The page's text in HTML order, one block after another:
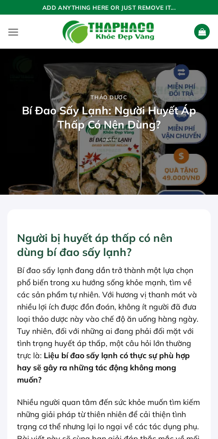
qua
nội
ADD ANYTHING HERE OR JUST REMOVE IT...
THẢO DƯỢC
Bí Đao Sấy Lạnh: Người Huyết Áp
Thấp Có Nên Dùng?
Người bị huyết áp thấp có nên
dùng bí đao sấy lạnh?
Bí đao sấy lạnh đang dần trở thành một lựa chọn
phổ biến trong xu hướng sống khỏe mạnh, tìm về
các sản phẩm tự nhiên. Với hương vị thanh mát và
nhiều lợi ích được đồn đoán, không ít người đã đưa
loại thảo dược này vào chế độ ăn uống hàng ngày.
Tuy nhiên, đối với những ai đang phải đối mặt với
tình trạng huyết áp thấp, một câu hỏi lớn thường
trực là: Liệu bí đao sấy lạnh có thực sự phù hợp
hay sẽ gây ra những tác động không mong
muốn?
Nhiều người quan tâm đến sức khỏe muốn tìm kiếm
những giải pháp từ thiên nhiên để cải thiện tình
trạng cơ thể nhưng lại lo ngại về các tác dụng phụ.